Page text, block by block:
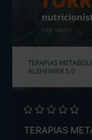
TERAPIAS